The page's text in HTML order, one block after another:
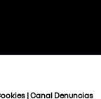
|Canal Denuncias